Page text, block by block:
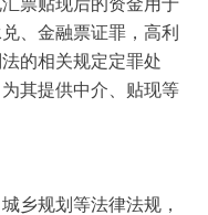
票贴现后的资金用于
、金融票证罪，高利
的相关规定定罪处
其提供中介、贴现等
乡规划等法律法规，